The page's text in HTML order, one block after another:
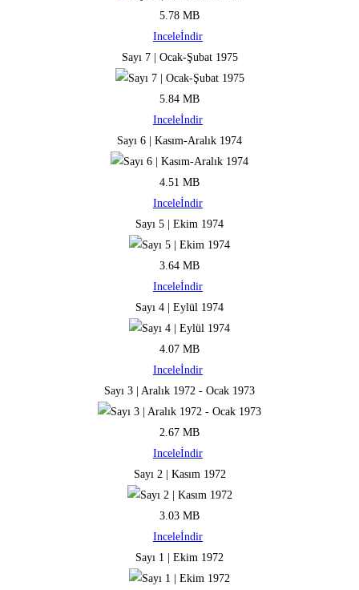
5.78 MB
Inceleİndir
Sayı 7 | Ocak-Şubat 1975
5.84 MB
Inceleİndir
Sayı 6 | Kasım-Aralık 1974
4.51 MB
Inceleİndir
Sayı 5 | Ekim 1974
3.64 MB
Inceleİndir
Sayı 4 | Eylül 1974
4.07 MB
Inceleİndir
Sayı 3 | Aralık 1972 - Ocak 1973
2.67 MB
Inceleİndir
Sayı 2 | Kasım 1972
3.03 MB
Inceleİndir
Sayı 1 | Ekim 1972